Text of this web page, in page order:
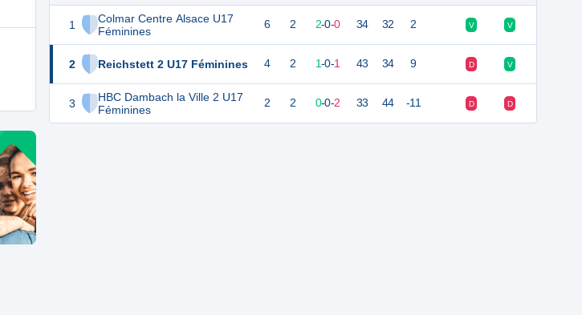
1
Colmar Centre Alsace U17
Féminines
2 Reichstett 2 U17 Féminines
3
HBC Dambach la Ville 2 U17
Féminines
6 2 2-0-0 34 32 2 V V
4 2 1-0-1 43 34 9 D V
2 2 0-0-2 33 44 -11 D D